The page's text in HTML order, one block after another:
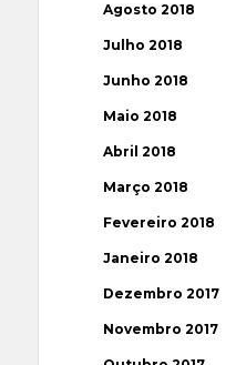
Agosto 2018
Julho 2018
Junho 2018
Maio 2018
Abril 2018
Março 2018
Fevereiro 2018
Janeiro 2018
Dezembro 2017
Novembro 2017